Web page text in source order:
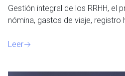
Gestión integral de los RRHH, el
nómina, gastos de viaje, registro
Leer